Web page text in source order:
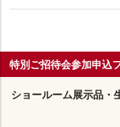
特別ご招待会参加申込
ショールーム展示品・